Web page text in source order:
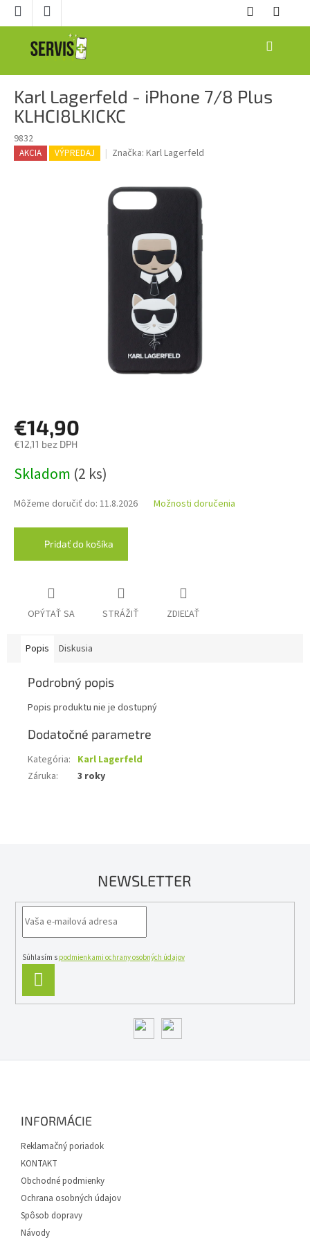
Prejsť
NÁKUPNÝ
Karl Lagerfeld - iPhone 7/8 Plus
KLHCI8LKICKC
9832
AKCIA VÝPREDAJ Značka: Karl Lagerfeld
€14,90
€12,11 bez DPH
cena:
Skladom (2 ks)
Môžeme doručiť do: 11.8.2026 Možnosti doručenia
Pridať do košíka
OPÝTAŤ SA STRÁŽIŤ ZDIEĽAŤ
Popis Diskusia
Podrobný popis
Popis produktu nie je dostupný
Dodatočné parametre
Kategória: Karl Lagerfeld
Záruka: 3 roky
NEWSLETTER
Súhlasím s podmienkami ochrany osobných údajov
SA
INFORMÁCIE
Reklamačný poriadok
KONTAKT
Obchodné podmienky
Ochrana osobných údajov
Spôsob dopravy
Návody